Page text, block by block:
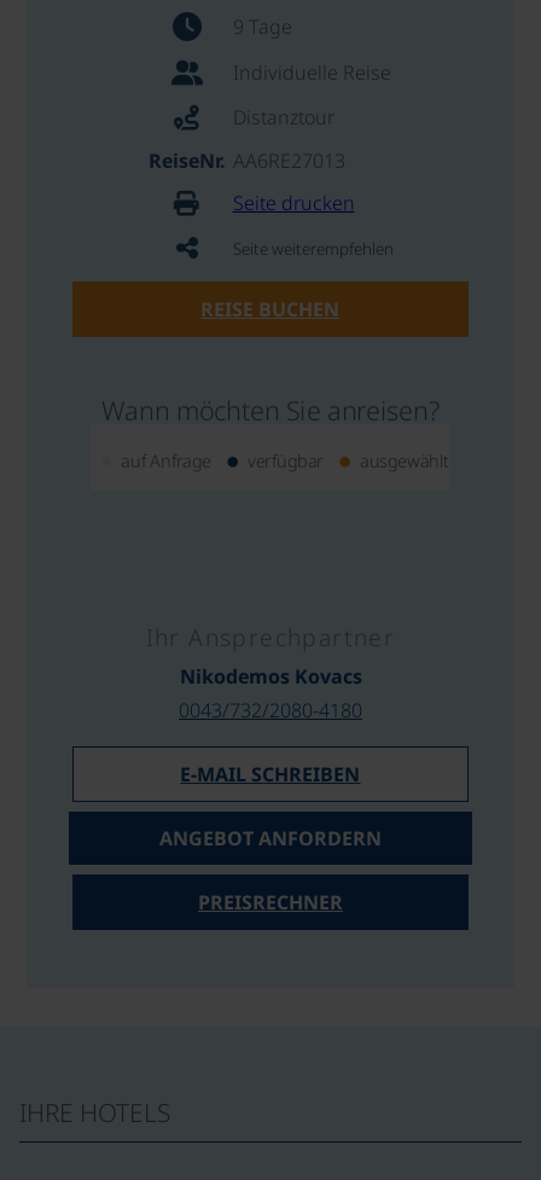
9 Tage
Individuelle Reise
Distanztour
ReiseNr. AA6RE27013
Seite drucken
Seite weiterempfehlen
REISE BUCHEN
Wann möchten Sie anreisen?
auf Anfrage verfügbar ausgewählt
Ihr Ansprechpartner
Nikodemos Kovacs
0043/732/2080-4180
E-MAIL SCHREIBEN
ANGEBOT ANFORDERN
PREISRECHNER
IHRE HOTELS